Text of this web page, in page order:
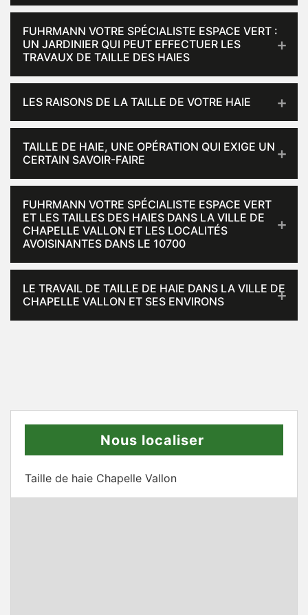
FUHRMANN VOTRE SPÉCIALISTE ESPACE VERT :
UN JARDINIER QUI PEUT EFFECTUER LES
TRAVAUX DE TAILLE DES HAIES
LES RAISONS DE LA TAILLE DE VOTRE HAIE
TAILLE DE HAIE, UNE OPÉRATION QUI EXIGE UN
CERTAIN SAVOIR-FAIRE
FUHRMANN VOTRE SPÉCIALISTE ESPACE VERT
ET LES TAILLES DES HAIES DANS LA VILLE DE
CHAPELLE VALLON ET LES LOCALITÉS
AVOISINANTES DANS LE 10700
LE TRAVAIL DE TAILLE DE HAIE DANS LA VILLE DE
CHAPELLE VALLON ET SES ENVIRONS
Nous localiser
Taille de haie Chapelle Vallon